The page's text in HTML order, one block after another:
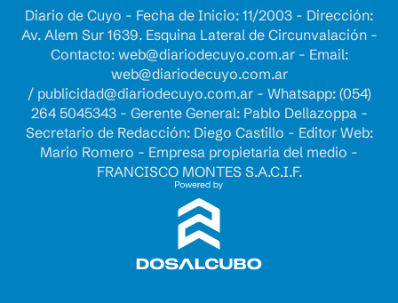
Diario de Cuyo - Fecha de Inicio: 11/2003 - Dirección:
Av. Alem Sur 1639. Esquina Lateral de Circunvalación -
Contacto: web@diariodecuyo.com.ar- Email:
web@diariodecuyo.com.ar
/ publicidad@diariodecuyo.com.ar- Whatsapp: (054)
264 5045343 - Gerente General: Pablo Dellazoppa -
Secretario de Redacción: Diego Castillo - Editor Web:
Mario Romero - Empresa propietaria del medio -
FRANCISCO MONTES S.A.C.I.F.